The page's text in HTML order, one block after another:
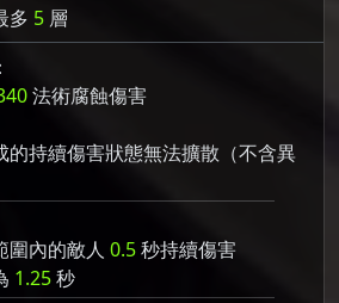
多 5 層
法術腐蝕傷害
的持續傷害狀態無法擴散（不含異
圍內的敵人 0.5秒持續傷害
1.25秒